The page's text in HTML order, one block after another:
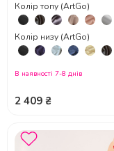
Колір топу (ArtGo)
Колір низу (ArtGo)
2 409 ₴
В наявності 7-8 днів